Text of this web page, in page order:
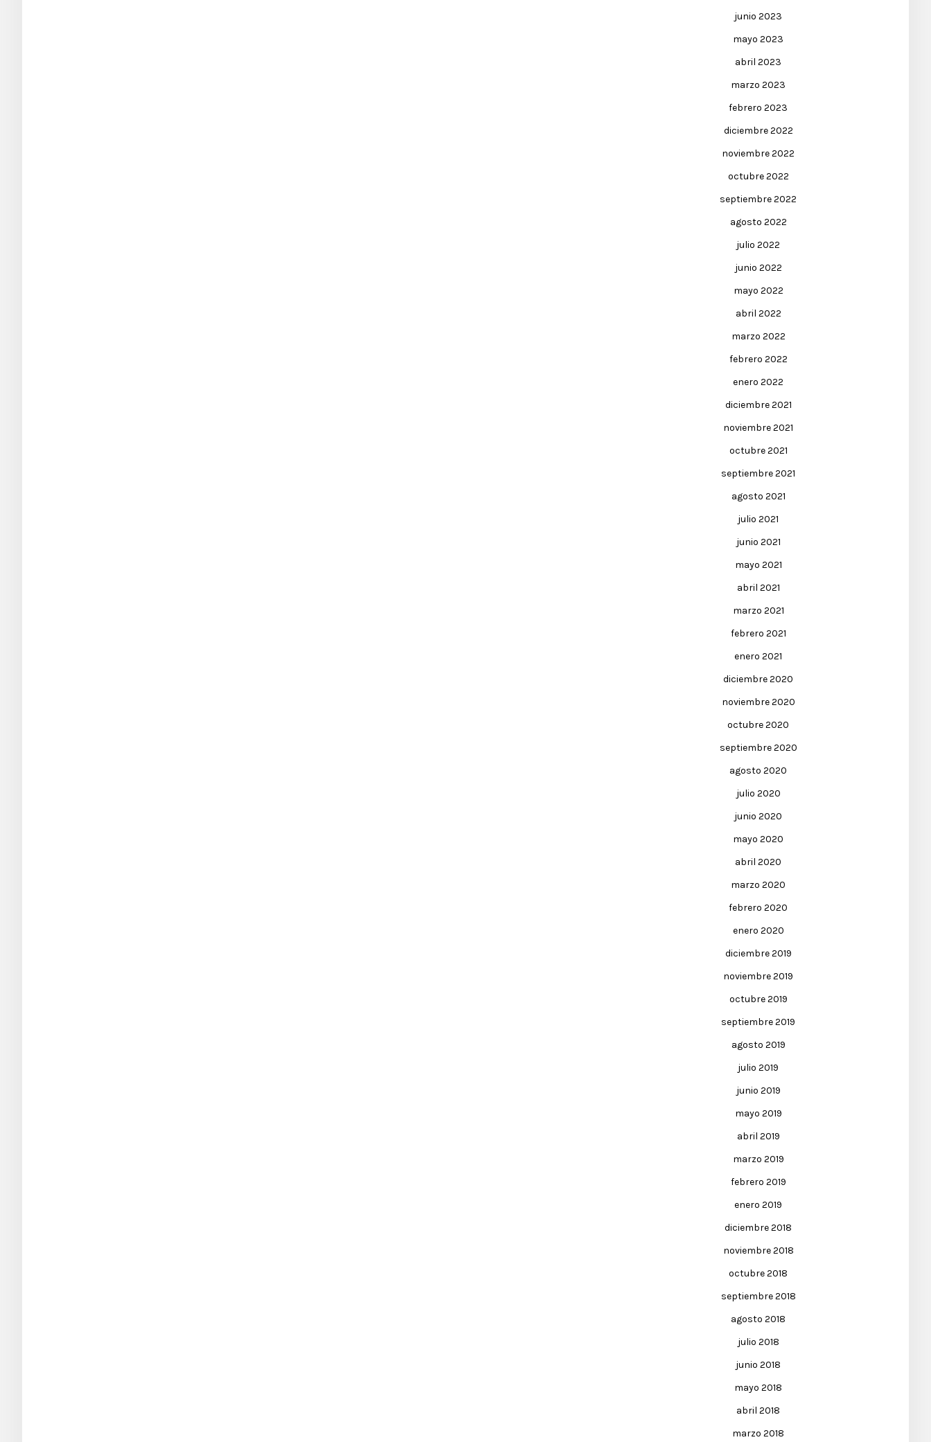
junio 2023
mayo 2023
abril 2023
marzo 2023
febrero 2023
diciembre 2022
noviembre 2022
octubre 2022
septiembre 2022
agosto 2022
julio 2022
junio 2022
mayo 2022
abril 2022
marzo 2022
febrero 2022
enero 2022
diciembre 2021
noviembre 2021
octubre 2021
septiembre 2021
agosto 2021
julio 2021
junio 2021
mayo 2021
abril 2021
marzo 2021
febrero 2021
enero 2021
diciembre 2020
noviembre 2020
octubre 2020
septiembre 2020
agosto 2020
julio 2020
junio 2020
mayo 2020
abril 2020
marzo 2020
febrero 2020
enero 2020
diciembre 2019
noviembre 2019
octubre 2019
septiembre 2019
agosto 2019
julio 2019
junio 2019
mayo 2019
abril 2019
marzo 2019
febrero 2019
enero 2019
diciembre 2018
noviembre 2018
octubre 2018
septiembre 2018
agosto 2018
julio 2018
junio 2018
mayo 2018
abril 2018
marzo 2018